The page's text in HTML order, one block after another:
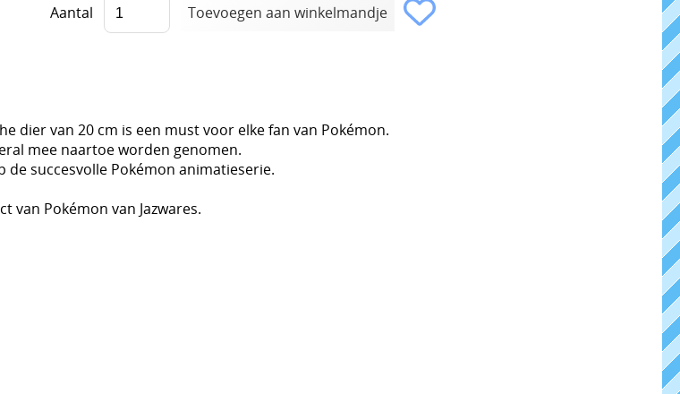
Aantal
dier van 20 cm is een must voor elke fan van Pokémon.
mee naartoe worden genomen.
succesvolle Pokémon animatieserie.
van Pokémon van Jazwares.